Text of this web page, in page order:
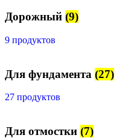
Дорожный (9)
9 продуктов
Для фундамента (27)
27 продуктов
Для отмостки (7)